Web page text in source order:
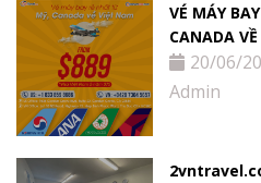
VÉ MÁY
CANADA
20/06/
Admin